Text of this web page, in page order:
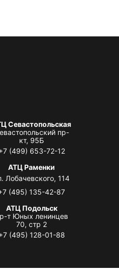
Севастопольская
пр-
кт, 95Б
(499) 653-72-12
АТЦ Раменки
Лобачевского, 114
(495) 135-42-87
АТЦ Подольск
т Юных ленинцев
70, стр 2
(495) 128-01-88